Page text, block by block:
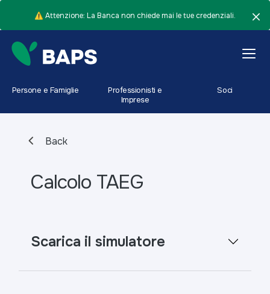
⚠️ Attenzione: La Banca non chiede mai le tue credenziali.
Persone e Famiglie
Professionisti e
Imprese
Soci
Back
Calcolo TAEG
Scarica il simulatore